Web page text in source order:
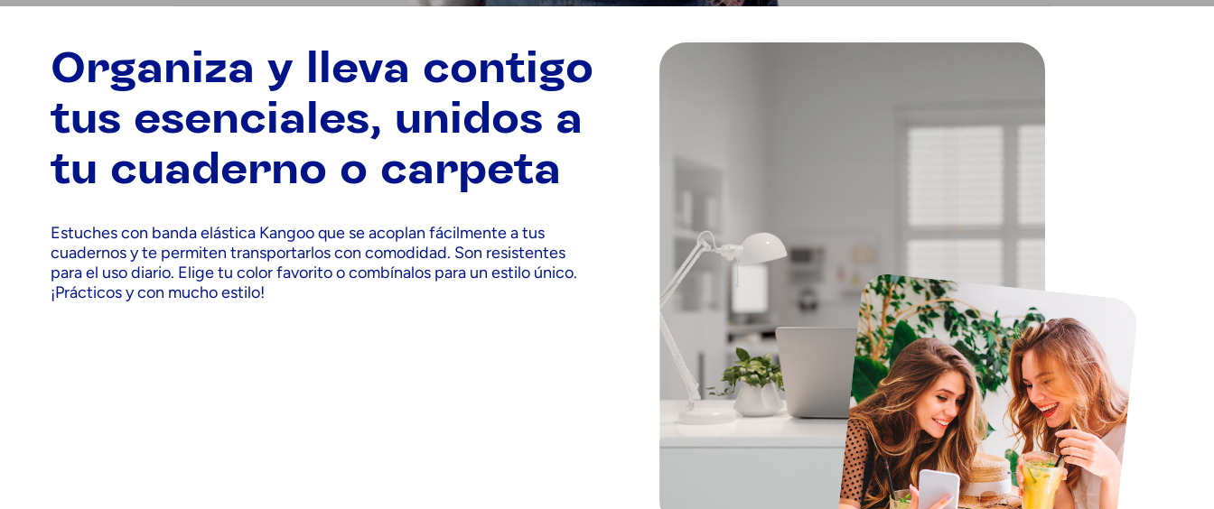
Organiza y lleva contigo
tus esenciales, unidos a
tu cuaderno o carpeta
Estuches con banda elástica Kangoo que se acoplan fácilmente a tus
cuadernos y te permiten transportarlos con comodidad. Son resistentes
para el uso diario. Elige tu color favorito o combínalos para un estilo único.
¡Prácticos y con mucho estilo!